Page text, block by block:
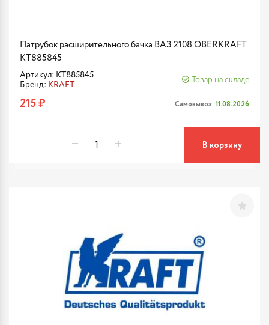
Патрубок расширительного бачка ВАЗ 2108 OBERKRAFT
KT885845
Артикул: KT885845
Бренд: KRAFT
Товар на складе
215 ₽ Самовывоз: 11.08.2026
В корзину